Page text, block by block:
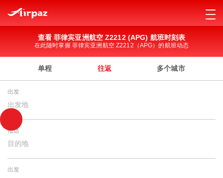
查看 菲律宾亚洲航空 Z2212 (APG) 航班时刻表
在此随时掌握 菲律宾亚洲航空 Z2212（APG）的航班动态
单程 往返 多个城市
出发
出发地
抵达
目的地
出发